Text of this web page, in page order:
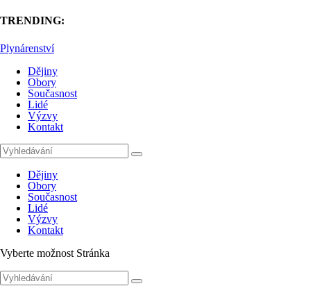
TRENDING:
Plynárenství
Dějiny
Obory
Současnost
Lidé
Výzvy
Kontakt
Dějiny
Obory
Současnost
Lidé
Výzvy
Kontakt
Vyberte možnost Stránka